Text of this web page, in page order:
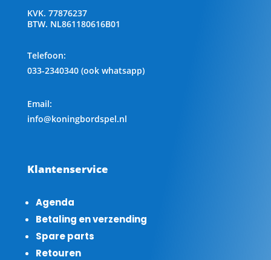
KVK. 77876237
BTW. NL861180616B01
Telefoon:
033-2340340 (ook whatsapp)
Email:
info@koningbordspel.nl
Klantenservice
Agenda
Betaling en verzending
Spare parts
Retouren